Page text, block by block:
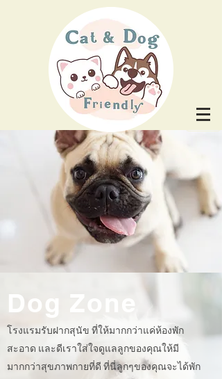
Dog Zone
โรงแรมรับฝากสุนัข ที่ให้มากกว่าแค่ห้องพัก
สะอาด และดีเราใส่ใจดูแลลูกของคุณให้มี
มากกว่าสุขภาพกายที่ดี ที่นี่ลูกๆของคุณจะได้พัก